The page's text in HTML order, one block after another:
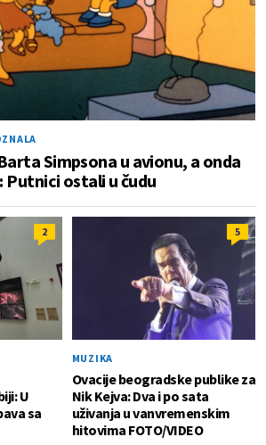
Simpsona u avionu, a onda
ostali u čudu
2
U
sa
5
MUZIKA
Ovacije beogradske publike za
Nik Kejva: Dva i po sata
uživanja u vanvremenskim
hitovima FOTO/VIDEO